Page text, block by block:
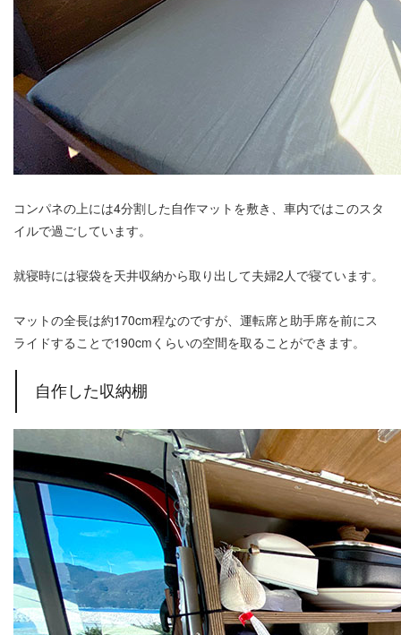
コンパネの上には4分割した自作マットを敷き、車内ではこのスタ
イルで過ごしています。
就寝時には寝袋を天井収納から取り出して夫婦2人で寝ています。
マットの全長は約170cm程なのですが、運転席と助手席を前にス
ライドすることで190cmくらいの空間を取ることができます。
自作した収納棚